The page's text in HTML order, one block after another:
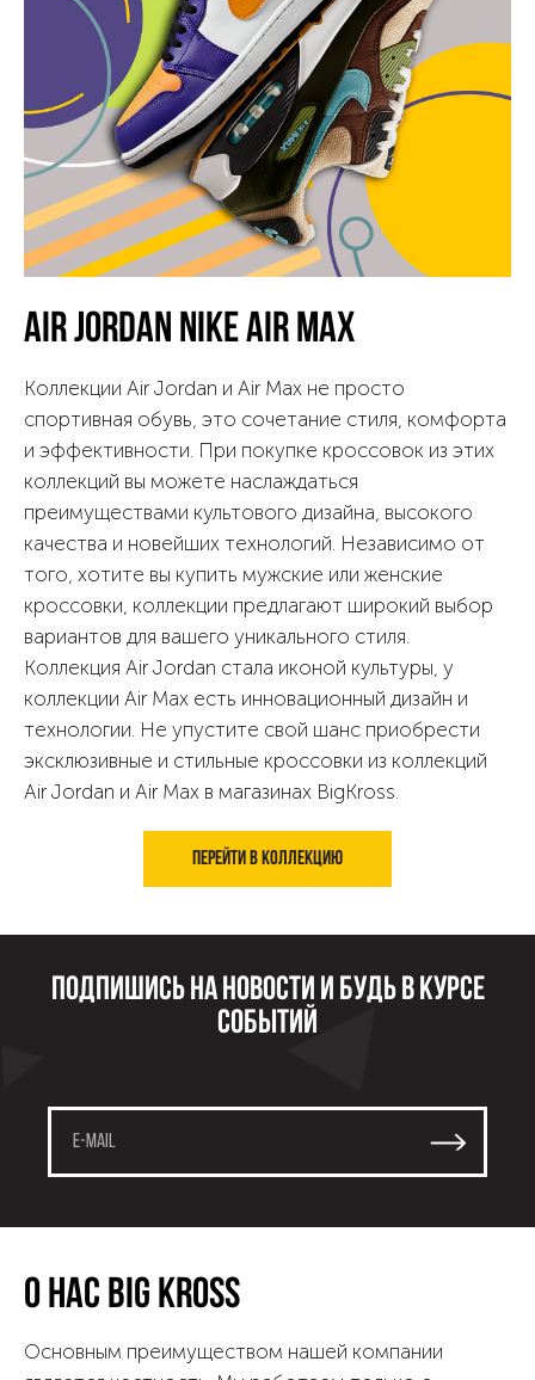
Air Jordan Nike Air Max
Коллекции Air Jordan и Air Max не просто
спортивная обувь, это сочетание стиля, комфорта
и эффективности. При покупке кроссовок из этих
коллекций вы можете наслаждаться
преимуществами культового дизайна, высокого
качества и новейших технологий. Независимо от
того, хотите вы купить мужские или женские
кроссовки, коллекции предлагают широкий выбор
вариантов для вашего уникального стиля.
Коллекция Air Jordan стала иконой культуры, у
коллекции Air Max есть инновационный дизайн и
технологии. Не упустите свой шанс приобрести
эксклюзивные и стильные кроссовки из коллекций
Air Jordan и Air Max в магазинах BigKross.
Перейти в коллекцию
Подпишись на новости и будь в курсе
событий
О нас Big kross
Основным преимуществом нашей компании